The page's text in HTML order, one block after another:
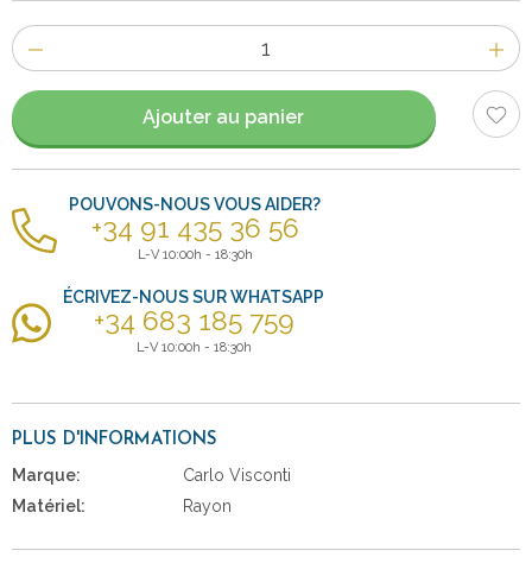
Nombre
d'items
Ajouter au panier
POUVONS-NOUS VOUS AIDER?
+34 91 435 36 56
L-V 10:00h - 18:30h
ÉCRIVEZ-NOUS SUR WHATSAPP
+34 683 185 759
L-V 10:00h - 18:30h
PLUS D'INFORMATIONS
Marque:
Carlo Visconti
Matériel:
Rayon